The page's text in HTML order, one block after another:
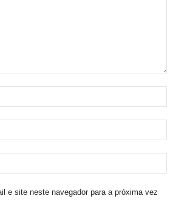
e site neste navegador para a próxima vez